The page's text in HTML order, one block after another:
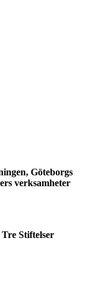
Göteborgs
verksamheter
Stiftelser